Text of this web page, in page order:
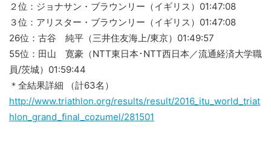
２位：ジョナサン・ブラウンリー（イギリス）01:47:08
３位：アリスター・ブラウンリー（イギリス）01:47:08
26位：古谷 純平（三井住友海上/東京）01:49:57
55位：田山 寛豪（NTT東日本･NTT西日本／流通経済大学職
員/茨城）01:59:44
＊全結果詳細 （計63名）
http://www.triathlon.org/results/result/2016_itu_world_triat
hlon_grand_final_cozumel/281501